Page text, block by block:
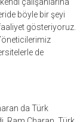
böyle bir şeyi
gösteriyoruz.
de
da Türk